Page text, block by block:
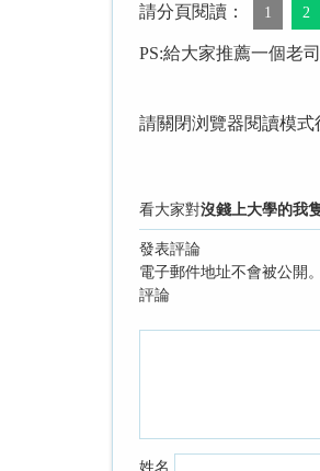
請分頁閱讀： 1 2
PS:給大家推薦一個老
請關閉浏覽器閱讀模式
看大家對沒錢上大學的我
發表評論
電子郵件地址不會被公開。
評論
姓名